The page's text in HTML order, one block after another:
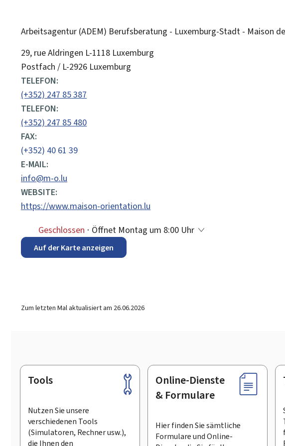
Arbeitsagentur (ADEM) Berufsberatung - Luxemburg-Stadt - Maison
ADRESSE:
29, rue Aldringen L-1118 Luxemburg
Postfach / L-2926 Luxemburg
TELEFON:
(+352) 247 85 387
TELEFON:
(+352) 247 85 480
FAX:
(+352) 40 61 39
E-MAIL:
info@m-o.lu
WEBSITE:
https://www.maison-orientation.lu
Geschlossen ⋅ Öffnet Montag um 8:00 Uhr
Auf der Karte anzeigen
Zum letzten Mal aktualisiert am 26.06.2026
Footer
Tools
Nutzen Sie unsere
verschiedenen Tools
(Simulatoren, Rechner usw.),
die Ihnen den
Online-Dienste
& Formulare
Hier finden Sie sämtliche
Formulare und Online-